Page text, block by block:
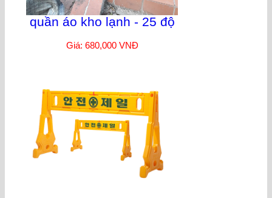
quần áo kho lạnh - 25 độ
Giá: 680,000 VNĐ